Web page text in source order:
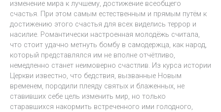
изменение мира к лучшему, достижение всеобщего
счастья. При этом самым естественным и прямым путём к
достижению этого счастья для всех виделись террор и
насилие. Романтически настроенная молодёжь считала,
что стоит удачно метнуть бомбу в самодержца, как народ,
который представлялся им не вполне отчётливо,
немедленно станет неимоверно счастлив. Из курса истории
Церкви известно, что бедствия, вызванные Новым
временем, породили плеяду святых и блаженных, не
ставивших себе цель изменить мир, но только
старавшихся накормить встреченного ими голодного,